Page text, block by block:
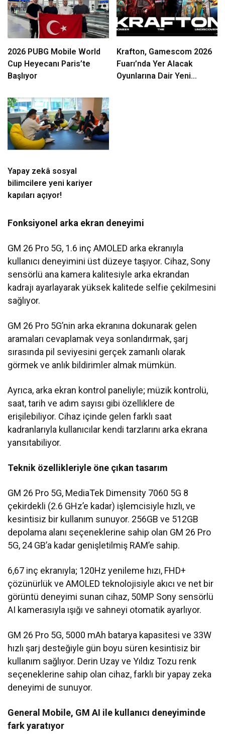
2026 PUBG Mobile World
Cup Heyecanı Paris’te
Başlıyor
Krafton, Gamescom 2026
Fuarı’nda Yer Alacak
Oyunlarına Dair Yeni
Yapay zekâ sosyal
bilimcilere yeni kariyer
kapıları açıyor!
Fonksiyonel arka ekran deneyimi
GM 26 Pro 5G, 1.6 inç AMOLED arka ekranıyla
kullanıcı deneyimini üst düzeye taşıyor. Cihaz, Sony
sensörlü ana kamera kalitesiyle arka ekrandan
kadrajı ayarlayarak yüksek kalitede selfie çekilmesini
sağlıyor.
GM 26 Pro 5G’nin arka ekranına dokunarak gelen
aramaları cevaplamak veya sonlandırmak, şarj
sırasında pil seviyesini gerçek zamanlı olarak
görmek ve anlık bildirimler almak mümkün.
Ayrıca, arka ekran kontrol paneliyle; müzik kontrolü,
saat, tarih ve adım sayısı gibi özelliklere de
erişilebiliyor. Cihaz içinde gelen farklı saat
kadranlarıyla kullanıcılar kendi tarzlarını arka ekrana
yansıtabiliyor.
Teknik özellikleriyle öne çıkan tasarım
GM 26 Pro 5G, MediaTek Dimensity 7060 5G 8
çekirdekli (2.6 GHz’e kadar) işlemcisiyle hızlı, ve
kesintisiz bir kullanım sunuyor. 256GB ve 512GB
depolama alanı seçeneklerine sahip olan GM 26 Pro
5G, 24 GB’a kadar genişletilmiş RAM’e sahip.
6,67 inç ekranıyla; 120Hz yenileme hızı, FHD+
çözünürlük ve AMOLED teknolojisiyle akıcı ve net bir
görüntü deneyimi sunan cihaz, 50MP Sony sensörlü
AI kamerasıyla ışığı ve sahneyi otomatik ayarlıyor.
GM 26 Pro 5G, 5000 mAh batarya kapasitesi ve 33W
hızlı şarj desteğiyle gün boyu süren kesintisiz bir
kullanım sağlıyor. Derin Uzay ve Yıldız Tozu renk
seçeneklerine sahip olan cihaz, farklı bir yapay zeka
deneyimi de sunuyor.
General Mobile, GM AI ile kullanıcı deneyiminde
fark yaratıyor